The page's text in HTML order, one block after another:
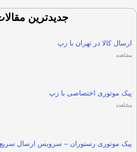
جدیدترین
ارسال کالا در تهران با زپ
مشاهده
پیک موتوری اختصاصی با زپ
مشاهده
پیک موتوری رستوران – سرویس ارسال